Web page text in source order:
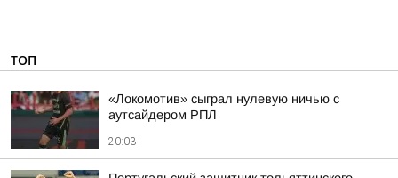
ТОП
«Локомотив» сыграл нулевую ничью с
аутсайдером РПЛ
20:03